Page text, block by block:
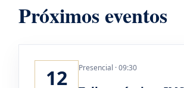
Próximos eventos
12 Presencial · 09:30